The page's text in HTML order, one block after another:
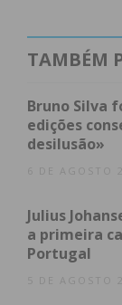
Dentada,
Urbano de
para
Paços de
mais de 12
marionetas,
depois, serão
TAMBÉM
Bruno Silva
edições
desilusão»
6 DE AGOSTO
Julius
a primeira
Portugal
5 DE AGOSTO